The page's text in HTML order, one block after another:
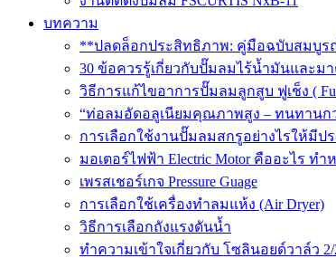
บทความ
**ปลดล็อกประสิทธิภาพ: คู่มือฉบับสมบูร
30 ข้อควรรู้เกี่ยวกับปั๊มลมไร้น้ำมันและ
วิธีการแก้ไขอาการปั๊มลมลูกสูบ ฟูเช็ง (
“ท่อลมอัดอลูเนียมคุณภาพสูง – ทนทานกว่
การเลือกใช้งานปั๊มลมสกรูอย่างไรให้มีป
มอเตอร์ไฟฟ้า Electric Motor คืออะไร ทำ
เพรสเชอร์เกจ Pressure Guage
การเลือกใช้เครื่องทำลมแห้ง (Air Dryer)
วิธีการเลือกถังแรงดันน้ำ
ทำความเข้าใจเกี่ยวกับ โซลินอยด์วาล์ว